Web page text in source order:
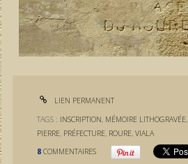
LIEN PERMANENT
TAGS : INSCRIPTION, MÉMOIRE LITHOGRAVÉE,
PIERRE, PRÉFECTURE, ROURE,VIALA
8 COMMENTAIRES